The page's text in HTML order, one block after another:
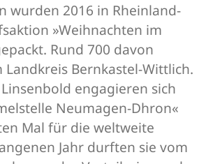
wurden 2016 in Rheinland-
»Weihnachten im
Rund 700 davon
Landkreis Bernkastel-Wittlich.
engagieren sich
Neumagen-Dhron«
Mal für die weltweite
Jahr durften sie vom